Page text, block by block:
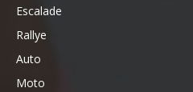
Escalade
Rallye
Auto
Moto